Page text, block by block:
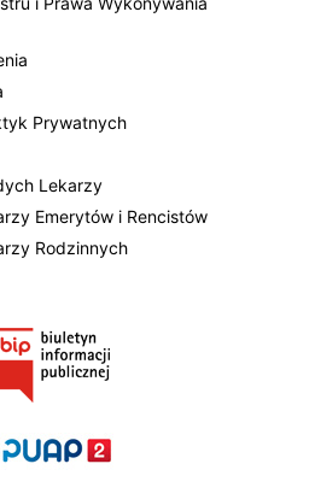
Prywatnych
Lekarzy
Emerytów i Rencistów
Rodzinnych